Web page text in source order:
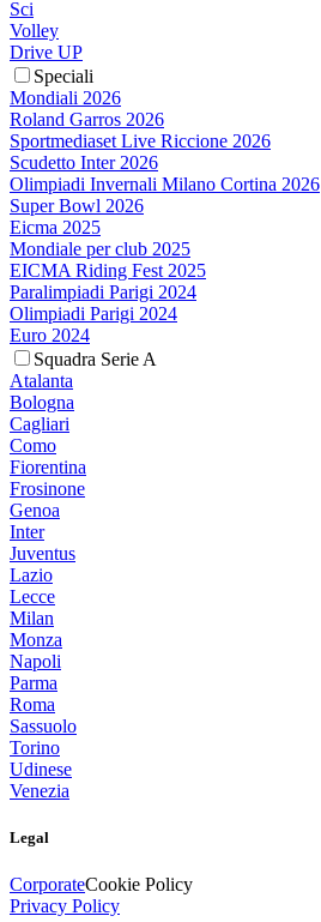
Sci
Volley
Drive UP
Speciali
Mondiali 2026
Roland Garros 2026
Sportmediaset Live Riccione 2026
Scudetto Inter 2026
Olimpiadi Invernali Milano Cortina 2026
Super Bowl 2026
Eicma 2025
Mondiale per club 2025
EICMA Riding Fest 2025
Paralimpiadi Parigi 2024
Olimpiadi Parigi 2024
Euro 2024
Squadra Serie A
Atalanta
Bologna
Cagliari
Como
Fiorentina
Frosinone
Genoa
Inter
Juventus
Lazio
Lecce
Milan
Monza
Napoli
Parma
Roma
Sassuolo
Torino
Udinese
Venezia
Legal
CorporateCookie Policy
Privacy Policy